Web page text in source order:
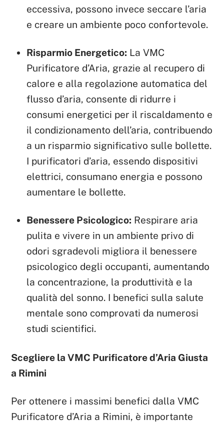
eccessiva, possono invece seccare l’aria
e creare un ambiente poco confortevole.
Risparmio Energetico: La VMC
Purificatore d’Aria, grazie al recupero di
calore e alla regolazione automatica del
flusso d’aria, consente di ridurre i
consumi energetici per il riscaldamento e
il condizionamento dell’aria, contribuendo
a un risparmio significativo sulle bollette.
I purificatori d’aria, essendo dispositivi
elettrici, consumano energia e possono
aumentare le bollette.
Benessere Psicologico: Respirare aria
pulita e vivere in un ambiente privo di
odori sgradevoli migliora il benessere
psicologico degli occupanti, aumentando
la concentrazione, la produttività e la
qualità del sonno. I benefici sulla salute
mentale sono comprovati da numerosi
studi scientifici.
Scegliere la VMC Purificatore d’Aria Giusta
a Rimini
Per ottenere i massimi benefici dalla VMC
Purificatore d’Aria a Rimini, è importante